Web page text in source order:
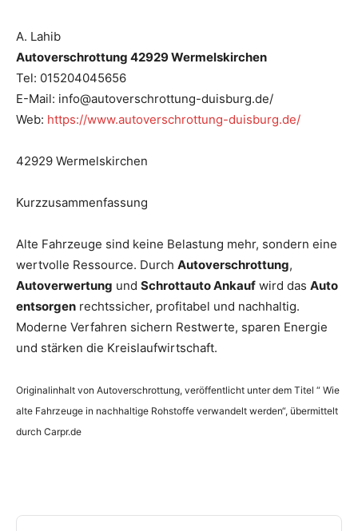
A. Lahib
Autoverschrottung 42929 Wermelskirchen
Tel: 015204045656
E-Mail: info@autoverschrottung-duisburg.de/
Web: https://www.autoverschrottung-duisburg.de/
42929 Wermelskirchen
Kurzzusammenfassung
Alte Fahrzeuge sind keine Belastung mehr, sondern eine
wertvolle Ressource. Durch Autoverschrottung,
Autoverwertung und Schrottauto Ankauf wird das Auto
entsorgen rechtssicher, profitabel und nachhaltig.
Moderne Verfahren sichern Restwerte, sparen Energie
und stärken die Kreislaufwirtschaft.
Originalinhalt von Autoverschrottung, veröffentlicht unter dem Titel “ Wie
alte Fahrzeuge in nachhaltige Rohstoffe verwandelt werden“, übermittelt
durch Carpr.de